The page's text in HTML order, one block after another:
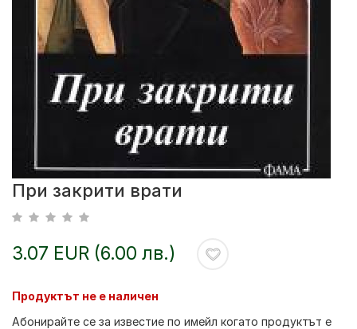
При закрити врати
3.07 EUR (6.00 лв.)
Продуктът не е наличен
Абонирайте се за известие по имейл когато продуктът е